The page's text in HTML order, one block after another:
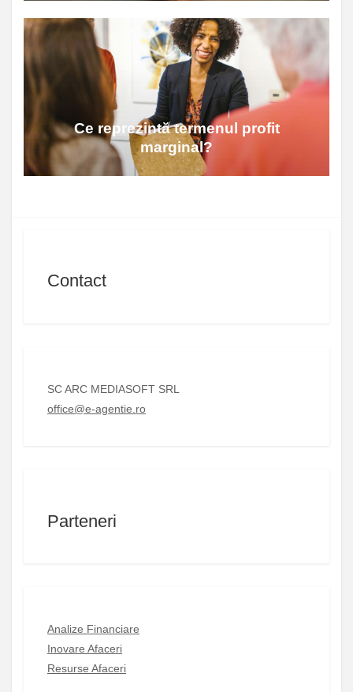
Ce reprezintă termenul profit
marginal?
Contact
SC ARC MEDIASOFT SRL
office@e-agentie.ro
Parteneri
Analize Financiare
Inovare Afaceri
Resurse Afaceri